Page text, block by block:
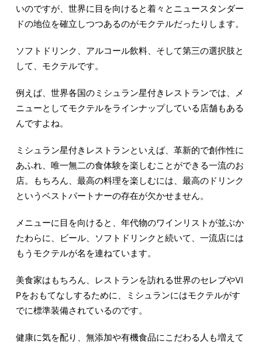
いのですが、世界に目を向けると着々とニュースタンダー
ドの地位を確立しつつあるのがモクテルだったりします。
ソフトドリンク、アルコール飲料、そして第三の選択肢と
して、モクテルです。
例えば、世界各国のミシュラン星付きレストランでは、メ
ニューとしてモクテルをラインナップしている店舗もある
んですよね。
ミシュラン星付きレストランといえば、革新的で創作性に
あふれ、唯一無二の食体験を楽しむことができる一流のお
店。もちろん、最高の料理を楽しむには、最高のドリンク
というベストパートナーの存在が欠かせません。
メニューに目を向けると、年代物のワインリストが並ぶか
たわらに、ビール、ソフトドリンクと続いて、一流店には
もうモクテルが名を連ねています。
美食家はもちろん、レストランを訪れる世界のセレブやVI
Pをおもてなしするために、ミシュランにはモクテルがす
でに標準装備されているのです。
健康に気を配り、無添加や有機食品にこだわる人も増えて